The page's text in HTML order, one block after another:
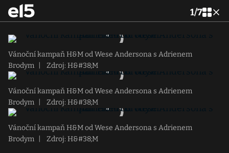
1/7
Vánoční kampaň H&M od Wese Andersona s Adrienem
Brodym
Zdroj: H&#38;M
Vánoční kampaň H&M od Wese Andersona s Adrienem
Brodym
Zdroj: H&#38;M
Vánoční kampaň H&M od Wese Andersona s Adrienem
Brodym
Zdroj: H&#38;M